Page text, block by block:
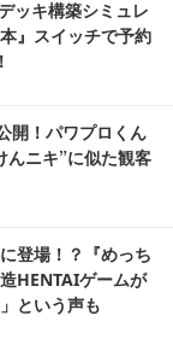
ッキ構築シミュレ
』スイッチで予約
開！パワプロくん
んニキ”に似た観客
登場！？『めっち
HENTAIゲームが
という声も